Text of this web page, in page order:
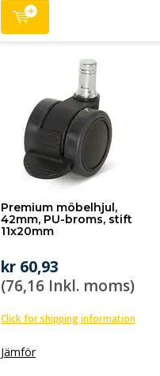
Premium möbelhjul,
42mm, PU-broms, stift
11x20mm
kr 60,93
(76,16 Inkl. moms)
Click for shipping information
Jämför